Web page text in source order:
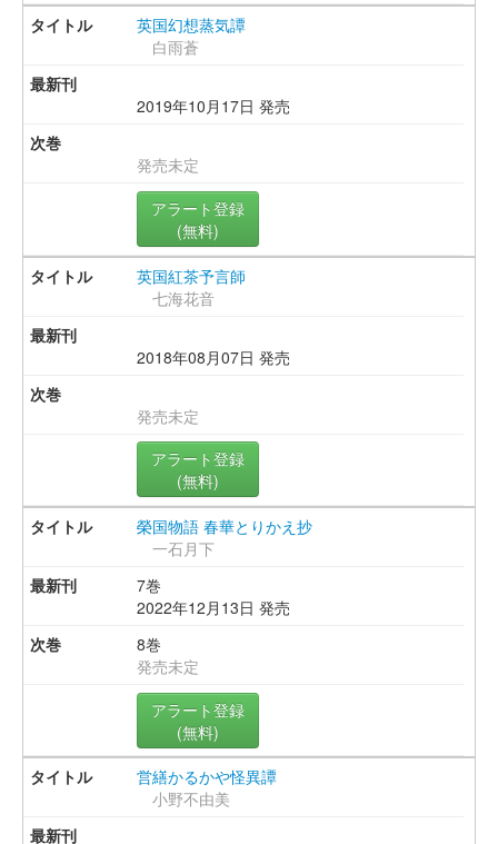
英国幻想蒸気譚
白雨蒼
2019年10月17日 発売
発売未定
アラート登録
(無料)
英国紅茶予言師
七海花音
2018年08月07日 発売
発売未定
アラート登録
(無料)
榮国物語 春華とりかえ抄
一石月下
7巻
2022年12月13日 発売
8巻
発売未定
アラート登録
(無料)
営繕かるかや怪異譚
小野不由美